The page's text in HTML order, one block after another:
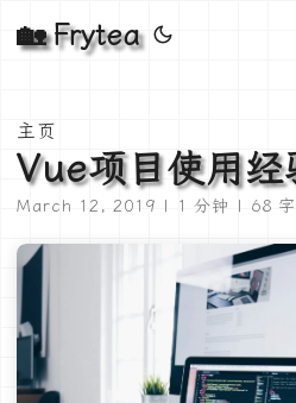
🏡 Frytea
主页
Vue项目使用经
March 12, 2019 | 1 分钟 | 68